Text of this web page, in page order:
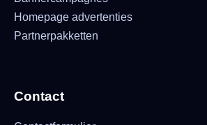
Homepage advertenties
Partnerpakketten
Contact